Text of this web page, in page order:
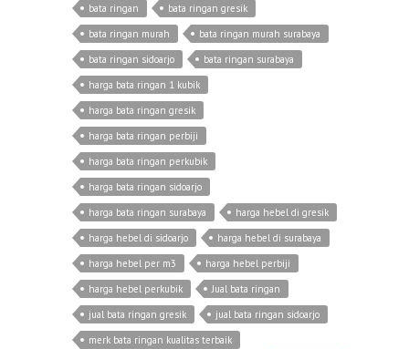
bata ringan
bata ringan gresik
bata ringan murah
bata ringan murah surabaya
bata ringan sidoarjo
bata ringan surabaya
harga bata ringan 1 kubik
harga bata ringan gresik
harga bata ringan perbiji
harga bata ringan perkubik
harga bata ringan sidoarjo
harga bata ringan surabaya
harga hebel di gresik
harga hebel di sidoarjo
harga hebel di surabaya
harga hebel per m3
harga hebel perbiji
harga hebel perkubik
Jual bata ringan
jual bata ringan gresik
jual bata ringan sidoarjo
merk bata ringan kualitas terbaik